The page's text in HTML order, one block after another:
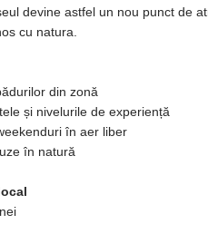
devine astfel un nou punct de
cu natura.
din zonă
și nivelurile de experiență
în aer liber
în natură